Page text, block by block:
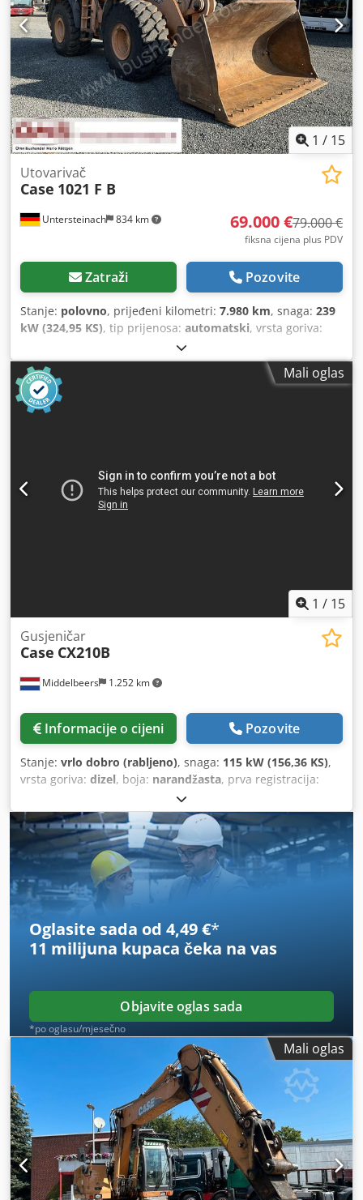
1 / 15
Untersteinach 834 km
Utovarivač
Case 1021 F B
69.000 €79.000 €
fiksna cijena plus PDV
Zatraži Pozovite
Stanje: polovno, prijeđeni kilometri: 7.980 km, snaga: 239
kW (324,95 KS), tip prijenosa: automatski, vrsta goriva:
, prva registracija:
izgradnje:2013, Oprema:klima-uređaj,
Mali oglas
1 / 15
Middelbeers 1.252 km
Gusjeničar
Case CX210B
Informacije o cijeni Pozovite
Stanje: vrlo dobro (rabljeno), snaga: 115 kW (156,36 KS),
vrsta goriva: dizel, boja: narandžasta, prva registracija:
2012
Oglasite sada od 4,49 €*
11 milijuna kupaca čeka na vas
Objavite oglas sada
*po oglasu/mjesečno
Mali oglas